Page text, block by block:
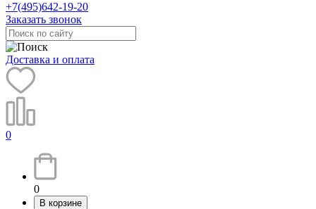
+7(495)642-19-20
Заказать звонок
Доставка и оплата
0
0
В корзине